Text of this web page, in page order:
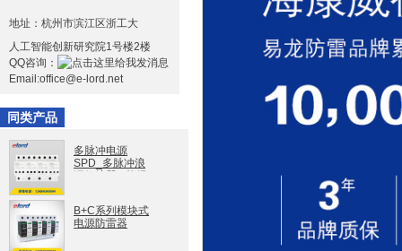
地址：杭州市滨江区浙工大
人工智能创新研究院1号楼2楼
QQ咨询：
Email:office@e-lord.net
同类产品
多脉冲电源
SPD_多脉冲浪
WPPM40系列
B+C系列模块式
电源防雷器